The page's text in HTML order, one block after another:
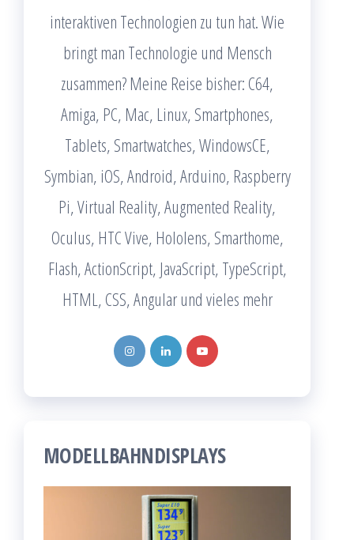
interaktiven Technologien zu tun hat. Wie
bringt man Technologie und Mensch
zusammen? Meine Reise bisher: C64,
Amiga, PC, Mac, Linux, Smartphones,
Tablets, Smartwatches, WindowsCE,
Symbian, iOS, Android, Arduino, Raspberry
Pi, Virtual Reality, Augmented Reality,
Oculus, HTC Vive, Hololens, Smarthome,
Flash, ActionScript, JavaScript, TypeScript,
HTML, CSS, Angular und vieles mehr
MODELLBAHNDISPLAYS